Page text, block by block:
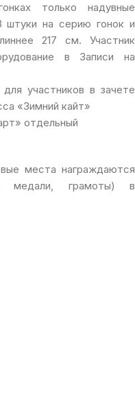
только надувные
штуки на серию гонок и
217 см. Участник
в Записи на
участников в зачете
«Зимний кайт»
отдельный
места награждаются
медали, грамоты) в